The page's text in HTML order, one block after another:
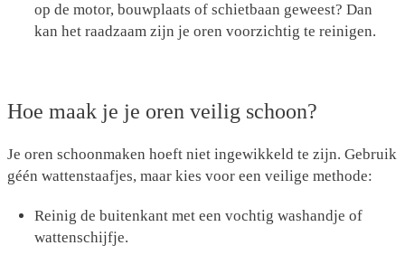
op de motor, bouwplaats of schietbaan geweest? Dan
kan het raadzaam zijn je oren voorzichtig te reinigen.
Hoe maak je je oren veilig schoon?
Je oren schoonmaken hoeft niet ingewikkeld te zijn. Gebruik
géén wattenstaafjes, maar kies voor een veilige methode:
Reinig de buitenkant met een vochtig washandje of
wattenschijfje.